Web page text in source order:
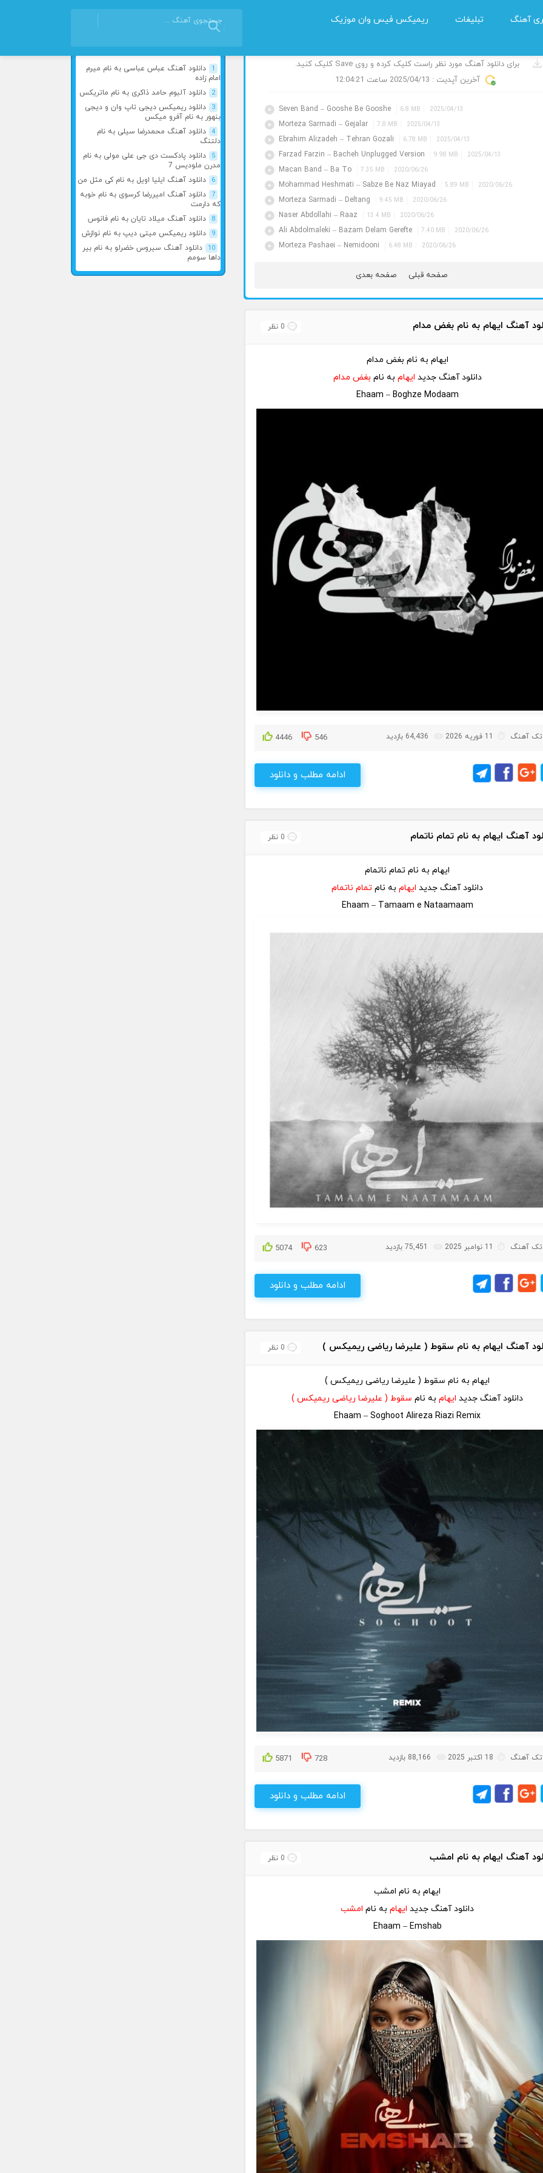
آهنگ تبلیغات
ریمیکس فیس وان موزیک
برای دانلود آهنگ مورد نظر راست کلیک کرده و روی Save کلیک کنید.
آخرین آپدیت : 2025/04/13 ساعت 12:04:21
Seven Band – Gooshe Be Gooshe 6.8 MB 2025/04/13
Morteza Sarmadi – Gejalar 7.8 MB 2025/04/13
Ebrahim Alizadeh – Tehran Gozali 6.78 MB 2025/04/13
Farzad Farzin – Bacheh Unplugged Version 9.98 MB 2025/04/13
Macan Band – Ba To 7.35 MB 2020/06/26
Mohammad Heshmati – Sabze Be Naz Miayad 5.89 MB 2020/06/26
Morteza Sarmadi – Deltang 9.45 MB 2020/06/26
Naser Abdollahi – Raaz 13.4 MB 2020/06/26
Ali Abdolmaleki – Bazam Delam Gerefte 7.40 MB 2020/06/26
Morteza Pashaei – Nemidooni 6.48 MB 2020/06/26
صفحه بعدی صفحه قبلی
آهنگ ایهام به نام بغض مدام 0 نظر
ایهام به نام بغض مدام
دانلود آهنگ جدید ایهام به نام بغض مدام
Ehaam – Boghze Modaam
تک آهنگ 11 فوریه 2026 64,436 بازدید 4446 546
ادامه مطلب و دانلود
آهنگ ایهام به نام تمام ناتمام 0 نظر
ایهام به نام تمام ناتمام
دانلود آهنگ جدید ایهام به نام تمام ناتمام
Ehaam – Tamaam e Nataamaam
تک آهنگ 11 نوامبر 2025 75,451 بازدید 5074 623
ادامه مطلب و دانلود
آهنگ ایهام به نام سقوط ( علیرضا ریاضی ریمیکس ) 0 نظر
ایهام به نام سقوط ( علیرضا ریاضی ریمیکس )
دانلود آهنگ جدید ایهام به نام سقوط ( علیرضا ریاضی ریمیکس )
Ehaam – Soghoot Alireza Riazi Remix
تک آهنگ 18 اکتبر 2025 88,166 بازدید 5871 728
ادامه مطلب و دانلود
آهنگ ایهام به نام امشب 0 نظر
ایهام به نام امشب
دانلود آهنگ جدید ایهام به نام امشب
Ehaam – Emshab
1
دانلود آهنگ عباس عباسی به نام میرم
امام زاده
2
دانلود آلبوم حامد ذاکری به نام ماتریکس
3
دانلود ریمیکس دیجی تاپ وان و دیجی
بنهور به نام آفرو میکس
4 دانلود آهنگ محمدرضا سیلی به نام
دلتنگ
5
دانلود پادکست دی جی علی مولی به نام
مدرن ملودیس 7
6
دانلود آهنگ ایلیا اویل به نام کی مثل من
7 دانلود آهنگ امیررضا کرسوی به نام خوبه
که دارمت
8
دانلود آهنگ میلاد تایان به نام فانوس
9
دانلود ریمیکس میتی دیپ به نام نوازش
10
دانلود آهنگ سیروس خضرلو به نام بیر
داها سومم